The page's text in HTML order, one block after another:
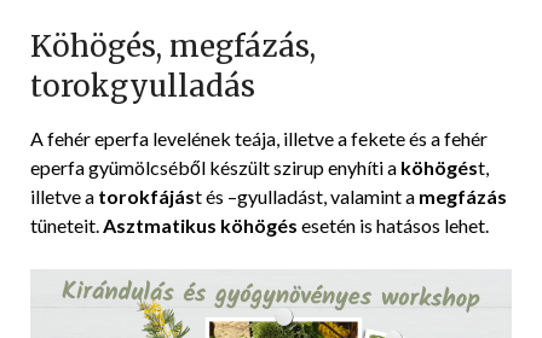
Köhögés, megfázás,
torokgyulladás
A fehér eperfa levelének teája, illetve a fekete és a fehér
eperfa gyümölcséből készült szirup enyhíti a köhögést,
illetve a torokfájást és –gyulladást, valamint a megfázás
tüneteit. Asztmatikus köhögés esetén is hatásos lehet.